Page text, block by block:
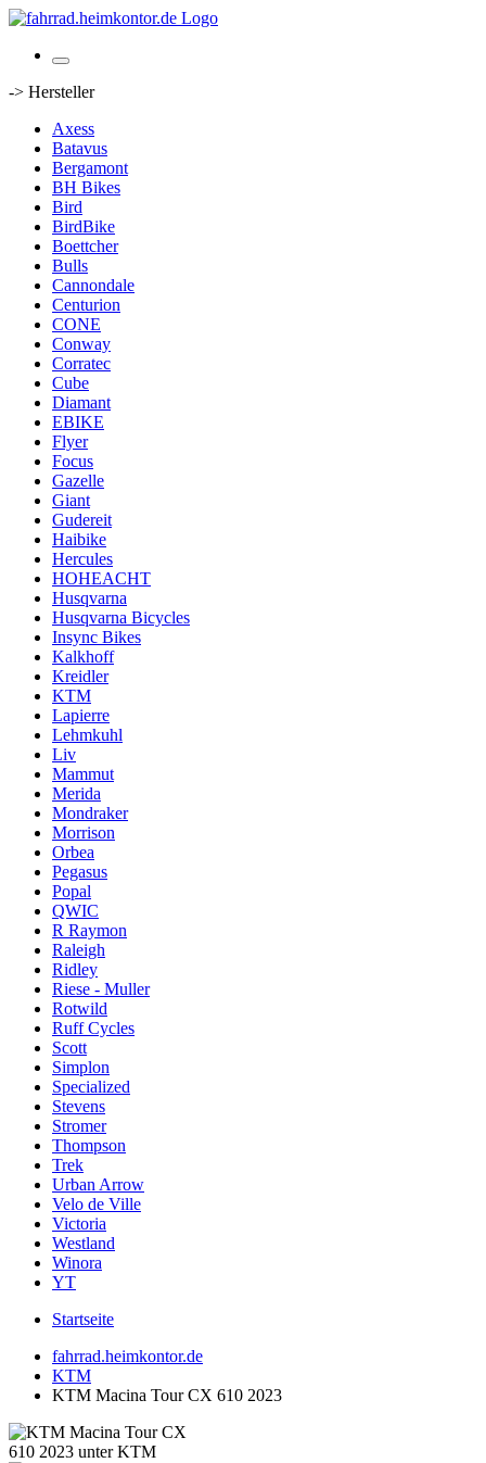
-> Hersteller
Axess
Batavus
Bergamont
BH Bikes
Bird
BirdBike
Boettcher
Bulls
Cannondale
Centurion
CONE
Conway
Corratec
Cube
Diamant
EBIKE
Flyer
Focus
Gazelle
Giant
Gudereit
Haibike
Hercules
HOHEACHT
Husqvarna
Husqvarna Bicycles
Insync Bikes
Kalkhoff
Kreidler
KTM
Lapierre
Lehmkuhl
Liv
Mammut
Merida
Mondraker
Morrison
Orbea
Pegasus
Popal
QWIC
R Raymon
Raleigh
Ridley
Riese - Muller
Rotwild
Ruff Cycles
Scott
Simplon
Specialized
Stevens
Stromer
Thompson
Trek
Urban Arrow
Velo de Ville
Victoria
Westland
Winora
YT
Startseite
fahrrad.heimkontor.de
KTM
KTM Macina Tour CX 610 2023